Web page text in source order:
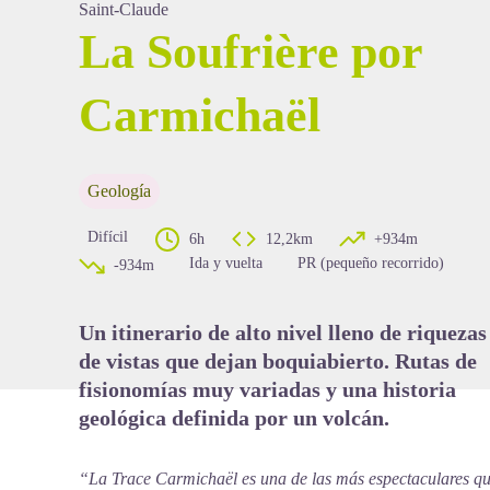
View picture in full screen
Saint-Claude
La Soufrière por
Carmichaël
Geología
Difícil 6h 12,2km
+934m
-934m
Ida y vuelta PR (pequeño recorrido)
Un itinerario de alto nivel lleno de
de vistas que dejan boquiabierto. Rutas de
fisionomías muy variadas y una historia
geológica definida por un volcán.
“La Trace Carmichaël es una de las más espectaculares